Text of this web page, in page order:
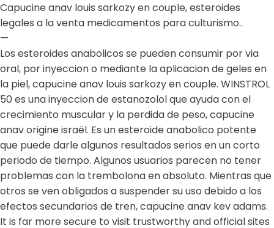
Capucine anav louis sarkozy en couple, esteroides
legales a la venta medicamentos para culturismo..
—
Los esteroides anabolicos se pueden consumir por via
oral, por inyeccion o mediante la aplicacion de geles en
la piel, capucine anav louis sarkozy en couple. WINSTROL
50 es una inyeccion de estanozolol que ayuda con el
crecimiento muscular y la perdida de peso, capucine
anav origine israël. Es un esteroide anabolico potente
que puede darle algunos resultados serios en un corto
periodo de tiempo. Algunos usuarios parecen no tener
problemas con la trembolona en absoluto. Mientras que
otros se ven obligados a suspender su uso debido a los
efectos secundarios de tren, capucine anav kev adams.
It is far more secure to visit trustworthy and official sites